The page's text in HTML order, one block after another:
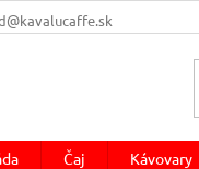
Čaj Kávovary